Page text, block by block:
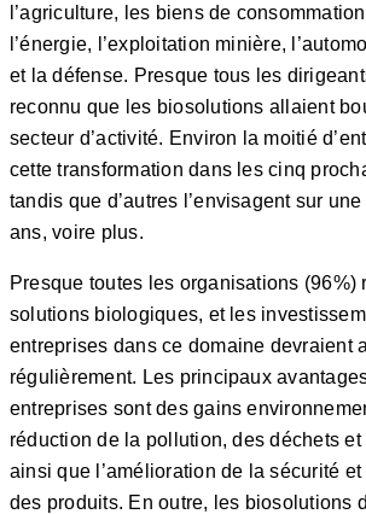
l’agriculture, les biens de
l’énergie, l’exploitation minière,
et la défense. Presque tous les
reconnu que les biosolutions allaient
secteur d’activité. Environ la moitié
cette transformation dans les cinq
tandis que d’autres l’envisagent sur
ans, voire plus.
Presque toutes les organisations (96%)
solutions biologiques, et les
entreprises dans ce domaine devraient
régulièrement. Les principaux
entreprises sont des gains
réduction de la pollution, des déchets
ainsi que l’amélioration de la sécurité
des produits. En outre, les biosolutions